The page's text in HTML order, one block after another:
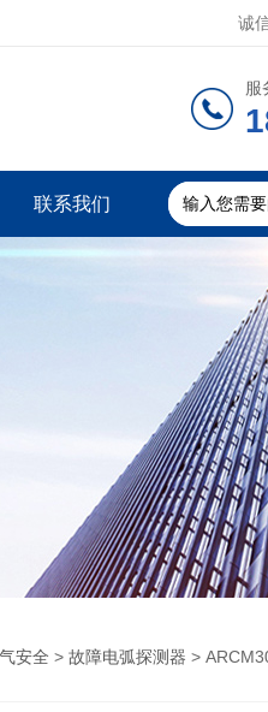
诚
服
联系我们
安全 > 故障电弧探测器 > ARCM300-Z-